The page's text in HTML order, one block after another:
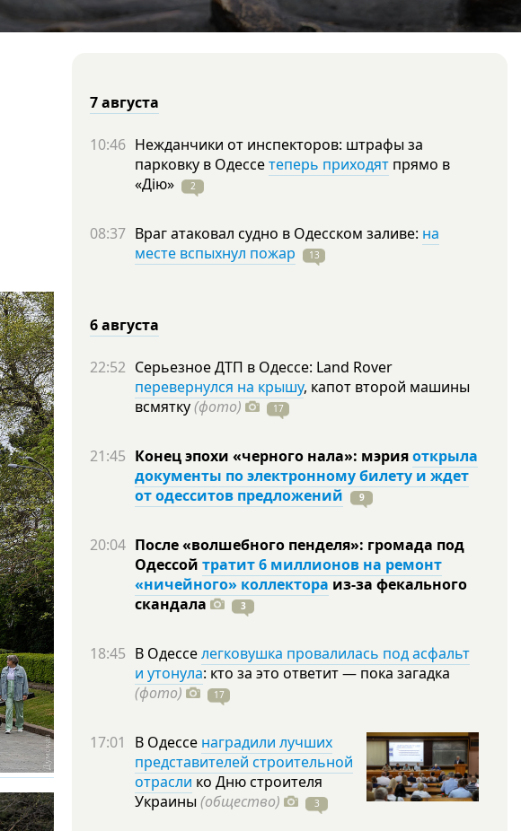
7 августа
10:46 Нежданчики от инспекторов: штрафы за
парковку в Одессетеперь приходят прямо в
«Дію»
2
08:37 Враг атаковал судно в Одесском заливе: на
месте вспыхнул пожар
13
6 августа
22:52 Серьезное ДТП в Одессе: Land Rover
перевернулся на крышу, капот второй машины
всмятку(фото) 17
21:45 Конец эпохи «черного нала»: мэрияоткрыла
документы по электронному билету и ждет
от одесситов предложений
9
20:04 После «волшебного пенделя»: громада под
Одессой тратит 6 миллионов на ремонт
«ничейного» коллектора из-за фекального
скандала
3
18:45 В Одесселегковушка провалилась под асфальт
и утонула: кто за это ответит — пока загадка
(фото)
17
17:01 В Одессе наградили лучших
представителей строительной
отрасли ко Дню строителя
Украины (общество) 3